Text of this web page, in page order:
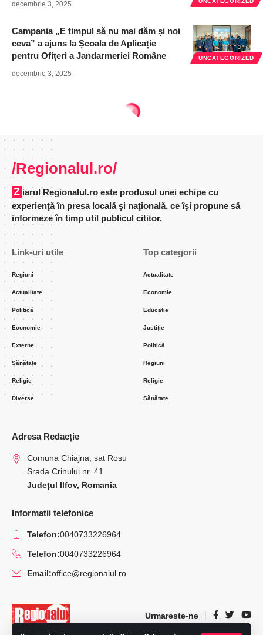
decembrie 3, 2025
UNCATEGORIZED
Campania „E timpul să nu mai dăm și noi
ceva” a ajuns la Școala de Aplicație
pentru Ofițeri a Jandarmeriei Române
decembrie 3, 2025
/Regionalul.ro/
Ziarul Regionalul.ro este produsul unei echipe cu
experienţă în presa locală şi naţională, ce îşi propune să
informeze în timp util publicul cititor.
Link-uri utile
Regiuni
Actualitate
Politică
Economie
Externe
Sănătate
Religie
Diverse
Top categorii
Actualitate
Economie
Educatie
Justiție
Politică
Regiuni
Religie
Sănătate
Adresa Redacție
Comuna Chiajna, sat Rosu
Srada Crinului nr. 41
Județul Ilfov, Romania
Informatii telefonice
Telefon:0040733226964
Telefon:0040733226964
Email:office@regionalul.ro
Urmareste-ne